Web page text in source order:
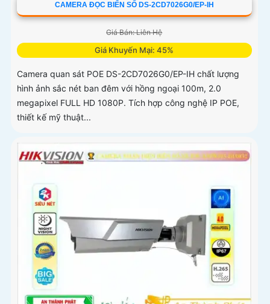
CAMERA ĐỌC BIỂN SỐ DS-2CD7026G0/EP-IH
Giá Bán: Liên Hệ
Giá Khuyến Mại: 45%
Camera quan sát POE DS-2CD7026G0/EP-IH chất lượng
hình ảnh sắc nét ban đêm với hồng ngoại 100m, 2.0
megapixel FULL HD 1080P. Tích hợp công nghệ IP POE,
thiết kế mỹ thuật...